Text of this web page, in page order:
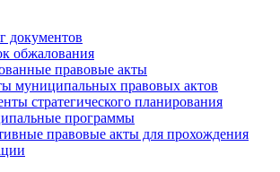
документов
обжалования
правовые акты
муниципальных правовых актов
стратегического планирования
программы
правовые акты для прохождения